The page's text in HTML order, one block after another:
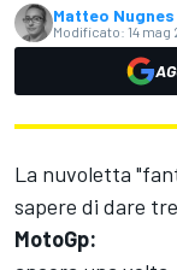
Matteo Nugnes
Modificato: 14 mag
La nuvoletta
sapere di dare
MotoGp: